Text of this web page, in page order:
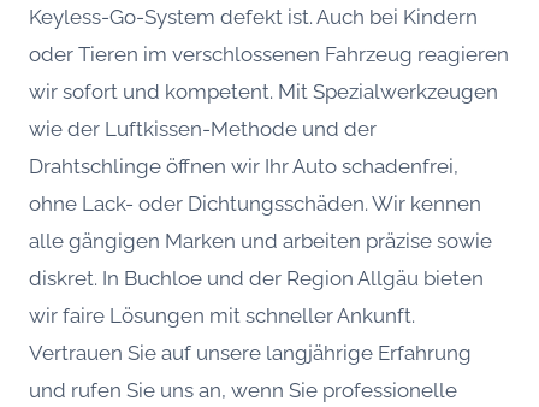
Keyless-Go-System defekt ist. Auch bei Kindern
oder Tieren im verschlossenen Fahrzeug reagieren
wir sofort und kompetent. Mit Spezialwerkzeugen
wie der Luftkissen-Methode und der
Drahtschlinge öffnen wir Ihr Auto schadenfrei,
ohne Lack- oder Dichtungsschäden. Wir kennen
alle gängigen Marken und arbeiten präzise sowie
diskret. In Buchloe und der Region Allgäu bieten
wir faire Lösungen mit schneller Ankunft.
Vertrauen Sie auf unsere langjährige Erfahrung
und rufen Sie uns an, wenn Sie professionelle